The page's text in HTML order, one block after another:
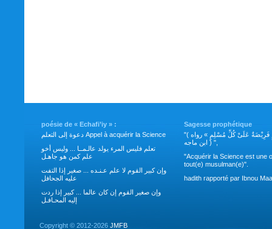
poésie de « Echafi’iy » :
دعوة إلى التعلم Appel à acquérir la Science
تعلم فليس المرء يولد عالـمــا ... وليس أخو
علم كمن هو جاهـل
وإن كبير القوم لا علم عـنـده ... صغير إذا التفت
عليه الجحافل
وإن صغير القوم إن كان عالما ... كبير إذا ردت
إليه المحـافـل
Sagesse prophétique
"( طَلَبُ العِلْمِ فَرِيْضَةٌ عَلَىْ كُلِّ مُسْلِمٍ » رواه
ابن ماجه ) ",
"Acquérir la Science est une
tout(e) musulman(e)".
hadith rapporté par Ibnou
Copyright © 2012-2026 JMFB